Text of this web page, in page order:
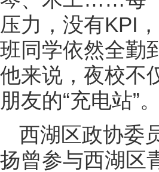
压力，没有KPI
班同学依然全勤
他来说，夜校不
朋友的“充电站”。
西湖区政协委
扬曾参与西湖区